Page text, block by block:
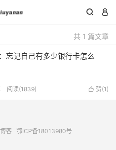
 
共 1 篇文章
忘记自己有多少银行卡怎么
 赞(1 )
阅读(1839)
客 鄂ICP备18013980号